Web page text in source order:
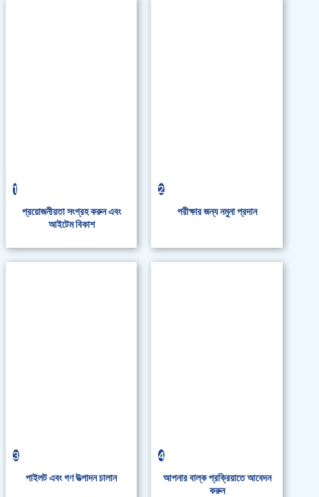
1
প্রয়োজনীয়তা সংগ্রহ করুন এবং
আইটেম বিকাশ
2
পরীক্ষার জন্য নমুনা প্রদান
3
পাইলট এবং গণ উত্পাদন চালান
4
আপনার বাল্ক প্রক্রিয়াতে আবেদন
করুন